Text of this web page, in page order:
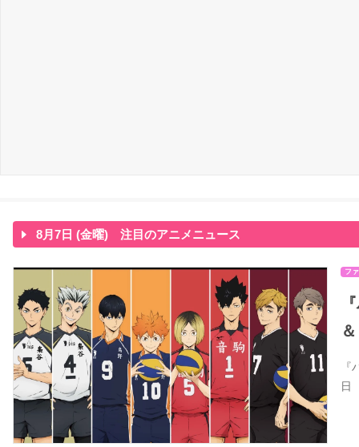
8月7日 (金曜) 注目のアニメニュース
フ
日